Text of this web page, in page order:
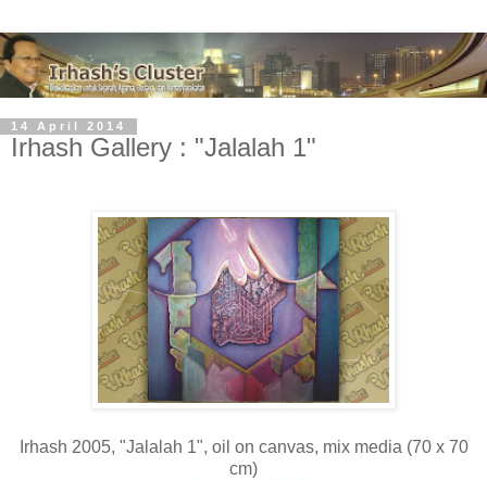
14 April 2014
Irhash Gallery : "Jalalah 1"
Irhash 2005, "Jalalah 1", oil on canvas, mix media (70 x 70
cm)